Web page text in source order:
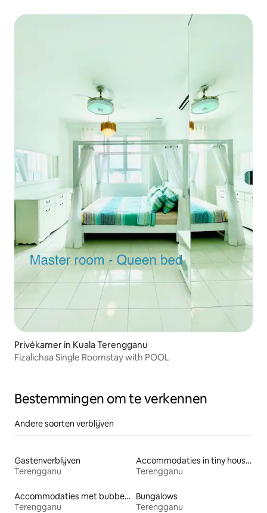
Privékamer in Kuala Terengganu
Fizalichaa Single Roomstay with POOL
Bestemmingen om te verkennen
Andere soorten verblijven
Gastenverblijven
Terengganu
Accommodaties in tiny houses
Terengganu
Accommodaties met bubbelbad
Terengganu
Bungalows
Terengganu